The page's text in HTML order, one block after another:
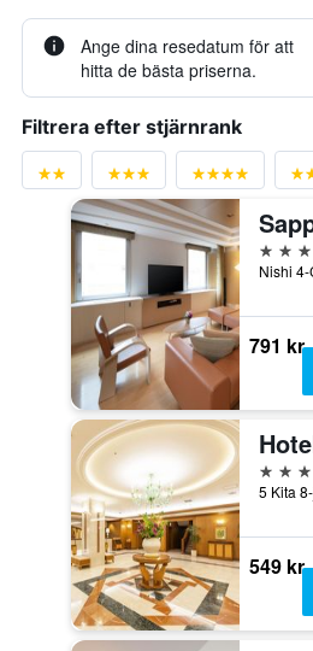
Ange dina resedatum för att
hitta de bästa priserna.
Filtrera efter stjärnrank
4
791 kr
4
549 kr